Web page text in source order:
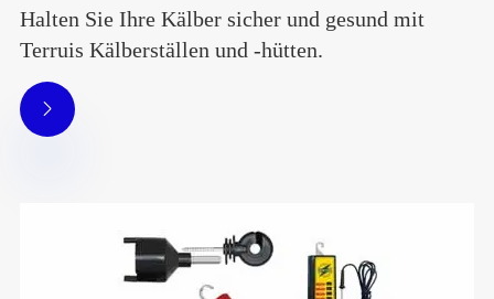
Halten Sie Ihre Kälber sicher und gesund mit
Terruis Kälberställen und -hütten.
